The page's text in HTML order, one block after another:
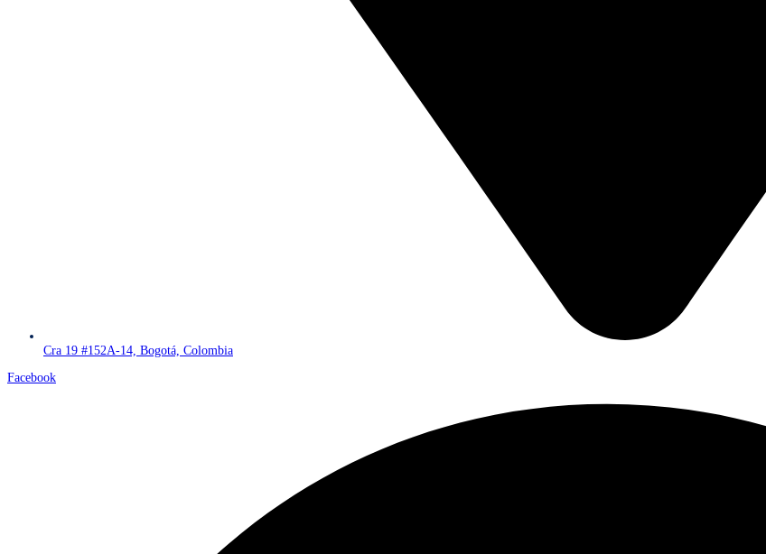
Cra 19 #152A-14, Bogotá, Colombia
Facebook